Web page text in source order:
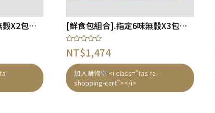
[鮮食包組合].指定6味無穀X2包營養均衡組合 – 貓狗適合 [鮮食包組合].指定6味無穀X3包營養均衡組合 – 貓狗適合
評
分
滿
分
5
NT$1,474
加入購物車 <i class="fas fa-
shopping-cart"></i>